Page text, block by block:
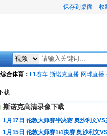
保存到桌面 收
综合体育： F1赛车 斯诺克直播 网球直播
载
斯诺克高清录像下载
1月17日 伦敦大师赛半决赛 奥沙利文VS
1月15日 伦敦大师赛1/4决赛 奥沙利文